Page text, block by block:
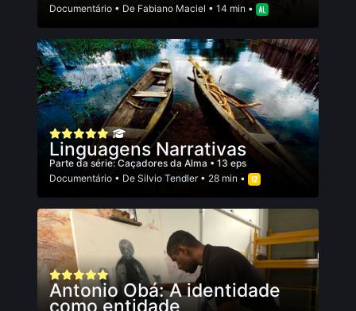
Documentário • De Fabiano Maciel • 14 min •
Linguagens Narrativas
Parte da série:Caçadores da Alma • 13 eps
Documentário • De Silvio Tendler• 28 min •
Antonio Obá: A identidade
como entidade